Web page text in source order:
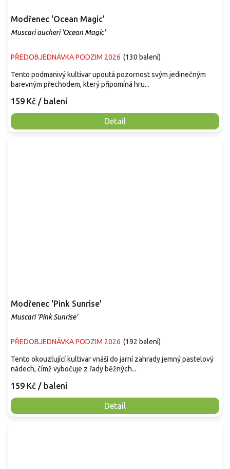
Modřenec 'Ocean Magic'
Muscari aucheri 'Ocean Magic'
PŘEDOBJEDNÁVKA PODZIM 2026 (130 balení)
159 Kč / balení
Detail
Tento podmanivý kultivar upoutá pozornost svým jedinečným
barevným přechodem, který připomíná hru...
Modřenec 'Pink Sunrise'
Muscari 'Pink Sunrise'
PŘEDOBJEDNÁVKA PODZIM 2026 (192 balení)
159 Kč / balení
Detail
Tento okouzlující kultivar vnáší do jarní zahrady jemný pastelový
nádech, čímž vybočuje z řady běžných...